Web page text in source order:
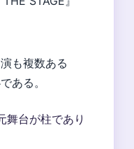
も複数ある
ある。
舞台が柱であり